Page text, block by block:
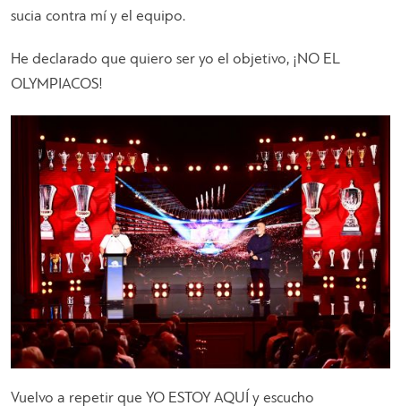
sucia contra mí y el equipo.
He declarado que quiero ser yo el objetivo, ¡NO EL
OLYMPIACOS!
Vuelvo a repetir que YO ESTOY AQUÍ y escucho